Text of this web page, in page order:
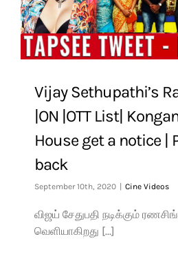
Vijay Sethupathi’s
|ON |OTT List|
House get a notice |
back
September 10th, 2020 Cine Videos
விஜய் சேதுபதி நடிக்கும்
வெளியாகிறது [...]